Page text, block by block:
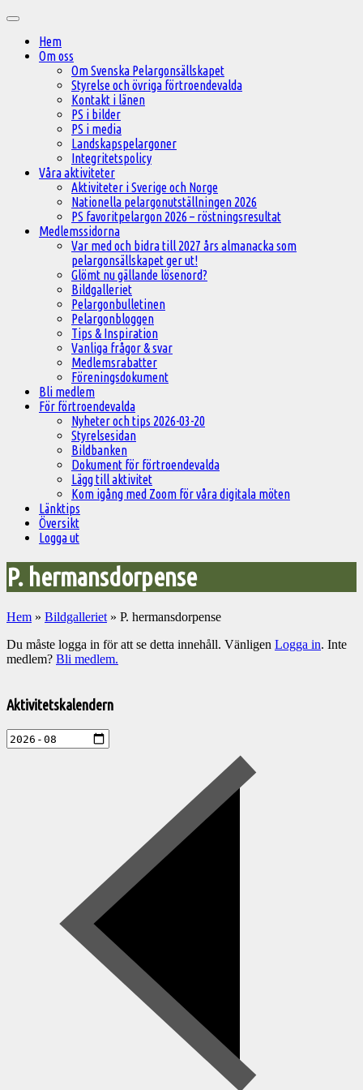
innehåll
Huvudmeny
Hem
Om oss
Om Svenska Pelargonsällskapet
Styrelse och övriga förtroendevalda
Kontakt i länen
PS i bilder
PS i media
Landskapspelargoner
Integritetspolicy
Våra aktiviteter
Aktiviteter i Sverige och Norge
Nationella pelargonutställningen 2026
PS favoritpelargon 2026 – röstningsresultat
Medlemssidorna
Var med och bidra till 2027 års almanacka som
pelargonsällskapet ger ut!
Glömt nu gällande lösenord?
Bildgalleriet
Pelargonbulletinen
Pelargonbloggen
Tips & Inspiration
Vanliga frågor & svar
Medlemsrabatter
Föreningsdokument
Bli medlem
För förtroendevalda
Nyheter och tips 2026-03-20
Styrelsesidan
Bildbanken
Dokument för förtroendevalda
Lägg till aktivitet
Kom igång med Zoom för våra digitala möten
Länktips
Översikt
Logga ut
P. hermansdorpense
Hem » Bildgalleriet » P. hermansdorpense
Du måste logga in för att se detta innehåll. Vänligen Logga in. Inte
medlem? Bli medlem.
till
aktiviteter
Aktivitetskalendern